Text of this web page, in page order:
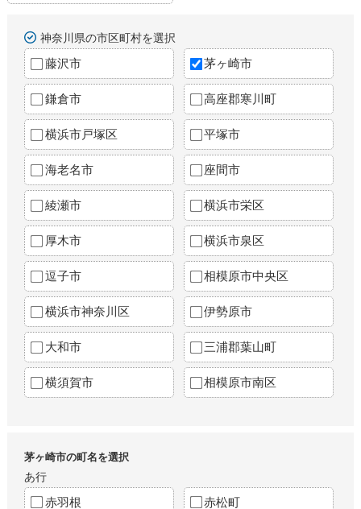
神奈川県の市区町村を選択
藤沢市 茅ヶ崎市
鎌倉市 高座郡寒川町
横浜市戸塚区 平塚市
海老名市 座間市
綾瀬市 横浜市栄区
厚木市 横浜市泉区
逗子市 相模原市中央区
横浜市神奈川区 伊勢原市
大和市 三浦郡葉山町
横須賀市 相模原市南区
茅ヶ崎市の町名を選択
あ行
赤羽根 赤松町